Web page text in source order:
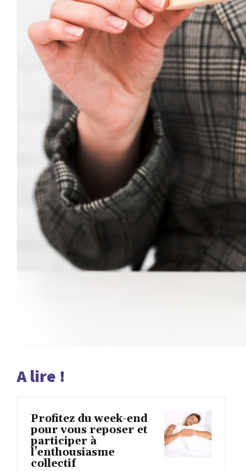
A lire !
Profitez du week-end
pour vous reposer et
participer à
l’enthousiasme
collectif